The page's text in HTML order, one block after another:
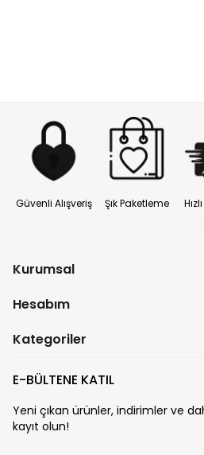
Güvenli Alışveriş Şık Paketleme
Kurumsal
Hesabım
Kategoriler
E-BÜLTENE KATIL
Yeni çıkan ürünler, indirimler ve
kayıt olun!